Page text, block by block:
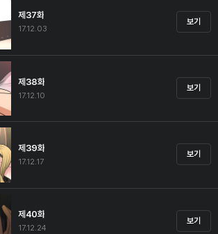
제37화
17.12.03
보기
제38화
17.12.10
보기
제39화
17.12.17
보기
제40화
17.12.24
보기